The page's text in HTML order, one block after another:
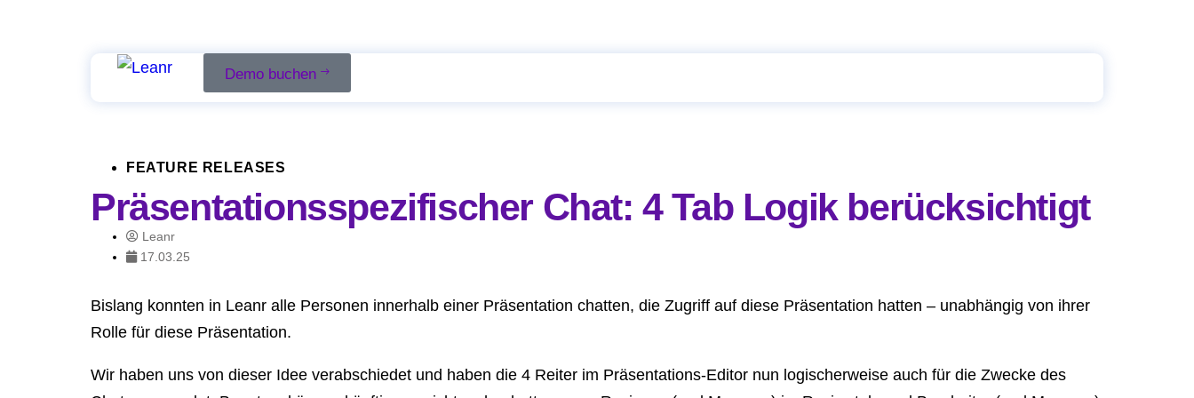
Demo buchen
FEATURE RELEASES
Präsentationsspezifischer Chat: 4 Tab Logik berücksichtigt
Leanr
17.03.25
Bislang konnten in Leanr alle Personen innerhalb einer Präsentation chatten, die Zugriff auf diese Präsentation hatten – unabhängig von ihrer
Rolle für diese Präsentation.
Wir haben uns von dieser Idee verabschiedet und haben die 4 Reiter im Präsentations-Editor nun logischerweise auch für die Zwecke des